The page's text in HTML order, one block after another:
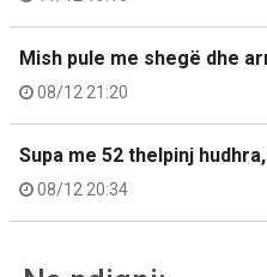
Mish pule me shegë dhe
08/12 21:20
Supa me 52 thelpinj
08/12 20:34